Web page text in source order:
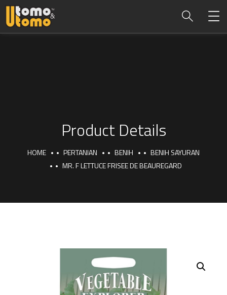
Product Details
HOME PERTANIAN BENIH
BENIH SAYURAN
MR. F LETTUCE FRISEE DE BEAUREGARD